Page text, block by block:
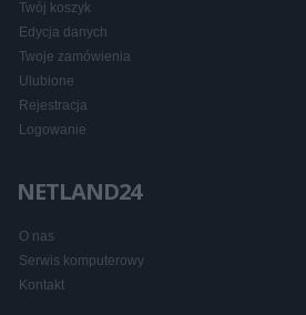
Twój koszyk
Edycja danych
Twoje zamówienia
Ulubione
Rejestracja
Logowanie
NETLAND24
O nas
Serwis komputerowy
Kontakt